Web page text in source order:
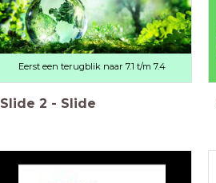
Eerst een terugblik naar 7.1 t/m 7.4
Slide 2 - Slide